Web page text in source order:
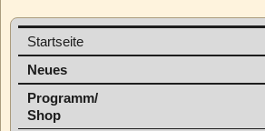
Startseite
Neues
Programm/
Shop